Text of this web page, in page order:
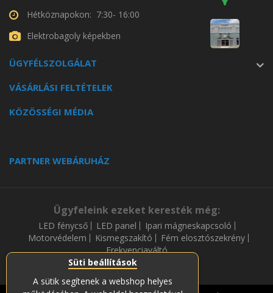
Süti beállítások
A sütik segítenek a webshop helyes
Hétköznapokon: 7:30- 16:00
Elektrobagoly képekben
ÜGYFÉLSZOLGÁLAT
VÁSÁRLÁSI FELTÉTELEK
KÖZÖSSÉGI MÉDIA
PARTNER WEBÁRUHÁZ
Ügyfeleink ezeket keresték még:
LED fénycső LED panel
Ipari mágneskapcsoló
Motorvédelem
Kismegszakító
Fém elosztószekrény
Frekvenciaváltó